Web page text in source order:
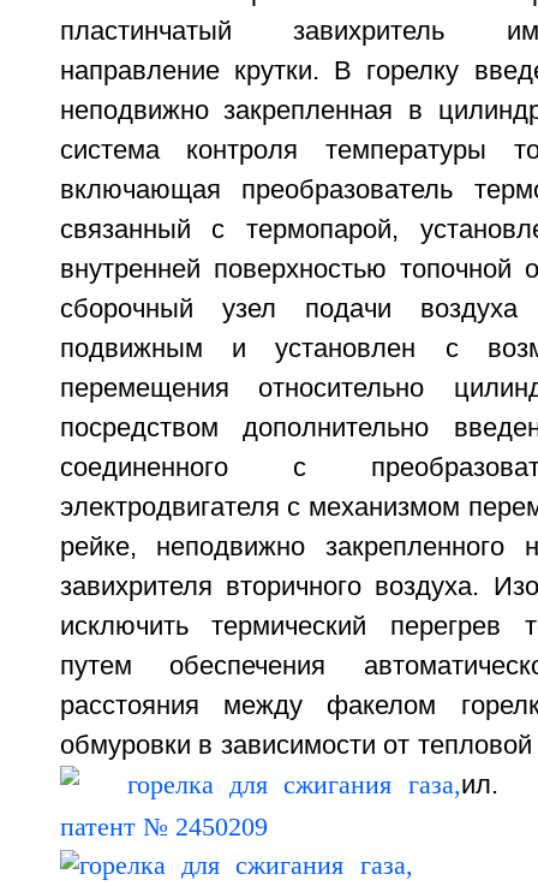
пластинчатый завихритель
направление крутки. В горелку
неподвижно закрепленная в
система контроля температуры
включающая преобразователь
связанный с термопарой,
внутренней поверхностью топочной
сборочный узел подачи
подвижным и установлен с
перемещения относительно
посредством дополнительно
соединенного с
электродвигателя с механизмом
рейке, неподвижно закрепленного
завихрителя вторичного воздуха.
исключить термический перегрев
путем обеспечения
расстояния между факелом
обмуровки в зависимости от
ил.